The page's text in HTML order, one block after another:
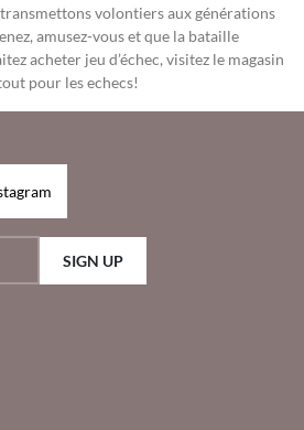
volontiers aux générations
amusez-vous et que la bataille
acheter jeu d’échec, visitez le magasin
pour les echecs!
SIGN UP